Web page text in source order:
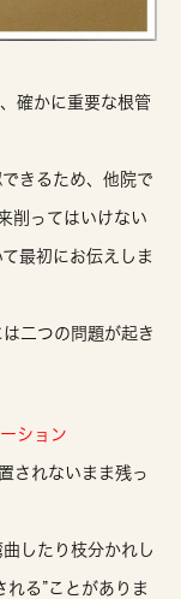
確かに重要な根管
きるため、他院で
削ってはいけない
最初にお伝えしま
二つの問題が起き
ション
されないまま残っ
したり枝分かれし
れる”ことがありま